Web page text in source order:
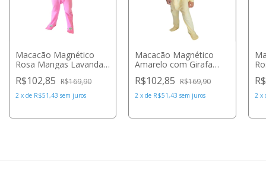
Macacão Magnético
Rosa Mangas Lavanda
3 meses - Welpie
R$102,85 R$169,90
2 x de R$51,43 sem juros
Macacão Magnético
Amarelo com Girafa
meses (1 a 2 anos) -
Welpie
R$102,85 R$169,90
2 xde R$51,43 sem juros
6
2 x